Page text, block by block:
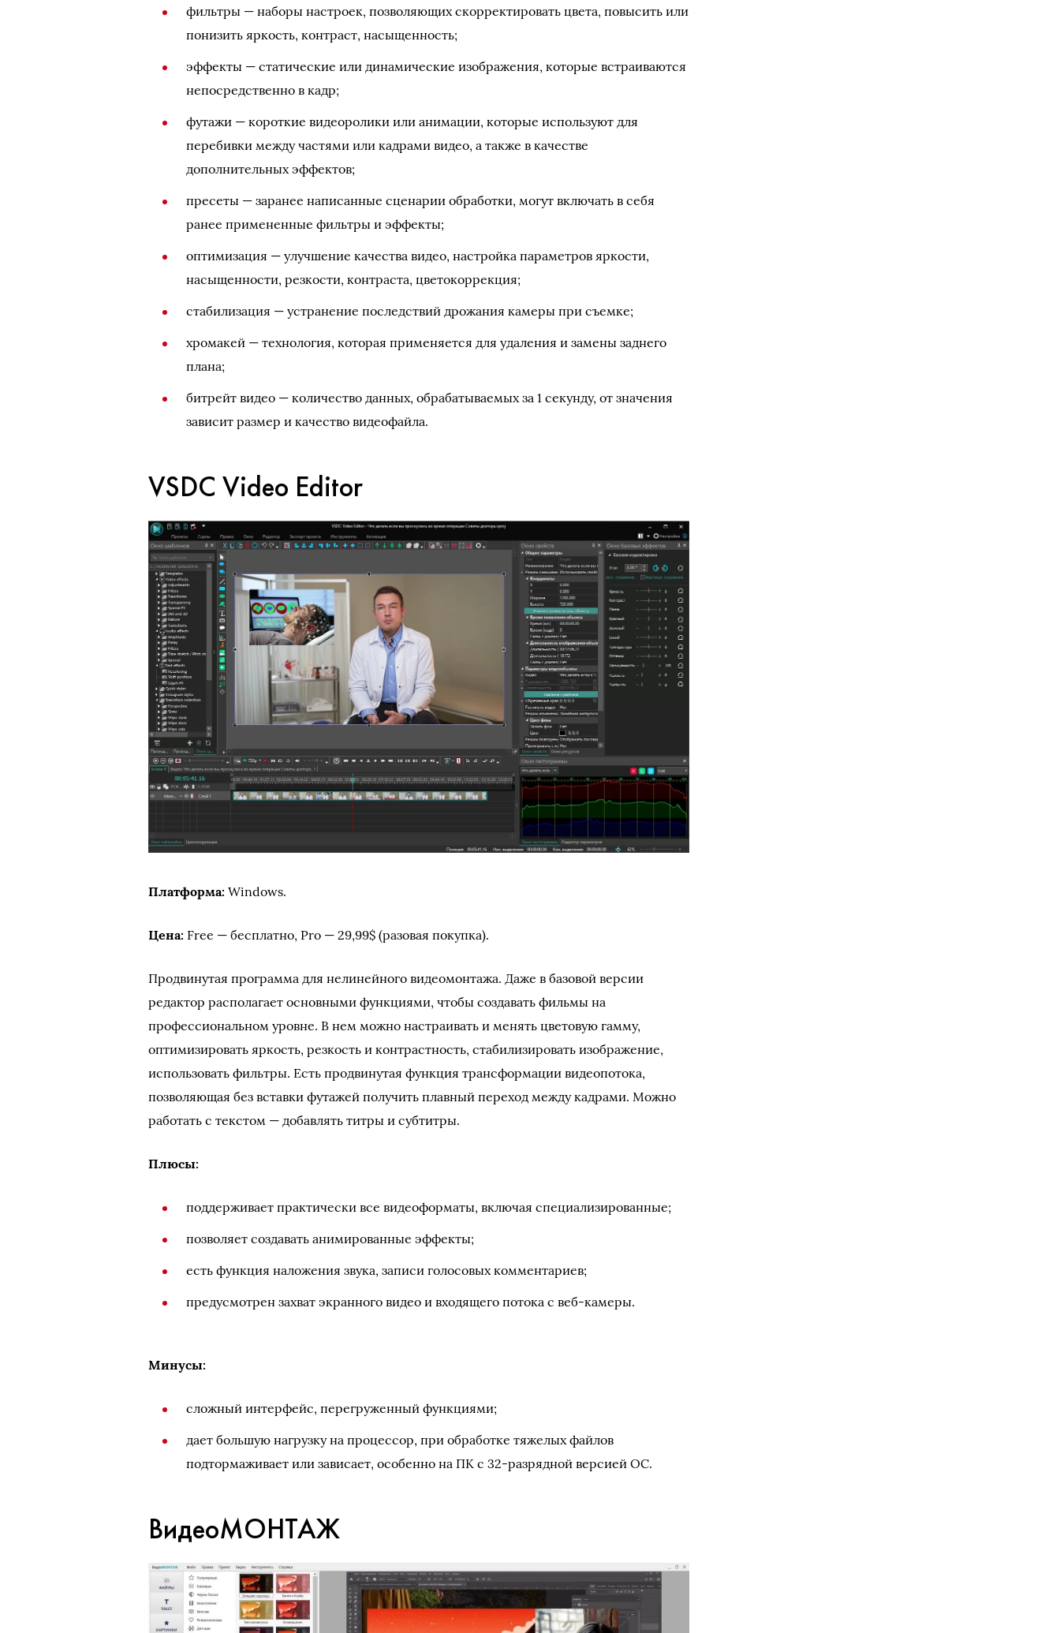
фильтры — наборы настроек, позволяющих скорректировать цвета, повысить или
понизить яркость, контраст, насыщенность;
эффекты — статические или динамические изображения, которые встраиваются
непосредственно в кадр;
футажи — короткие видеоролики или анимации, которые используют для
перебивки между частями или кадрами видео, а также в качестве
дополнительных эффектов;
пресеты — заранее написанные сценарии обработки, могут включать в себя
ранее примененные фильтры и эффекты;
оптимизация — улучшение качества видео, настройка параметров яркости,
насыщенности, резкости, контраста, цветокоррекция;
стабилизация — устранение последствий дрожания камеры при съемке;
хромакей — технология, которая применяется для удаления и замены заднего
плана;
битрейт видео — количество данных, обрабатываемых за 1 секунду, от значения
зависит размер и качество видеофайла.
VSDC Video Editor
Платформа: Windows.
Цена: Free — бесплатно, Pro — 29,99$ (разовая покупка).
Продвинутая программа для нелинейного видеомонтажа. Даже в базовой версии
редактор располагает основными функциями, чтобы создавать фильмы на
профессиональном уровне. В нем можно настраивать и менять цветовую гамму,
оптимизировать яркость, резкость и контрастность, стабилизировать изображение,
использовать фильтры. Есть продвинутая функция трансформации видеопотока,
позволяющая без вставки футажей получить плавный переход между кадрами. Можно
работать с текстом — добавлять титры и субтитры.
Плюсы:
поддерживает практически все видеоформаты, включая специализированные;
позволяет создавать анимированные эффекты;
есть функция наложения звука, записи голосовых комментариев;
предусмотрен захват экранного видео и входящего потока с веб-камеры.
Минусы:
сложный интерфейс, перегруженный функциями;
дает большую нагрузку на процессор, при обработке тяжелых файлов
подтормаживает или зависает, особенно на ПК с 32-разрядной версией ОС.
ВидеоМОНТАЖ